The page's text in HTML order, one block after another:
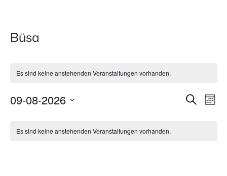
Büsa
Es sind keine anstehenden Veranstaltungen vorhanden.
Suche
09-08-2026
von
Es sind keine anstehenden Veranstaltungen vorhanden.